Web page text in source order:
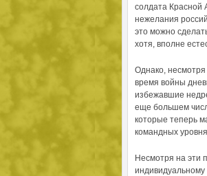
солдата Красной
нежелания
это можно
хотя, вполне
Однако,
время войны
избежавшие
еще большем
которые теперь
командных
Несмотря на эти
индивидуальному